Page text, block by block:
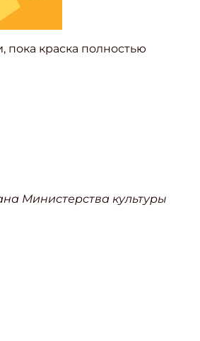
пока краска полностью
Министерства культуры